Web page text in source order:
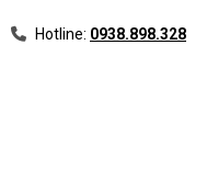
Hotline: 0938.898.328